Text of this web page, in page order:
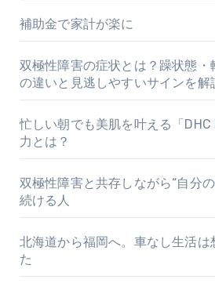
補助金で家計が楽に
双極性障害の症状とは？躁状態・
の違いと見逃しやすいサインを解
忙しい朝でも美肌を叶える「
力とは？
双極性障害と共存しながら“自分
続ける人
北海道から福岡へ。車なし生活は
た